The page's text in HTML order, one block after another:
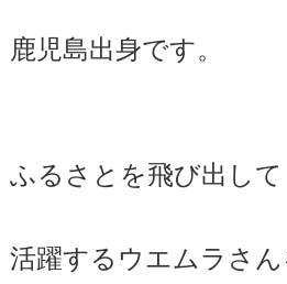
鹿児島出身です。
ふるさとを飛び出して
活躍するウエムラさん